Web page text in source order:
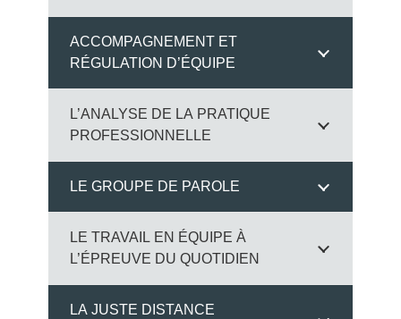
ACCOMPAGNEMENT ET
RÉGULATION D’ÉQUIPE
L’ANALYSE DE LA PRATIQUE
PROFESSIONNELLE
LE GROUPE DE PAROLE
LE TRAVAIL EN ÉQUIPE À
L’ÉPREUVE DU QUOTIDIEN
LA JUSTE DISTANCE